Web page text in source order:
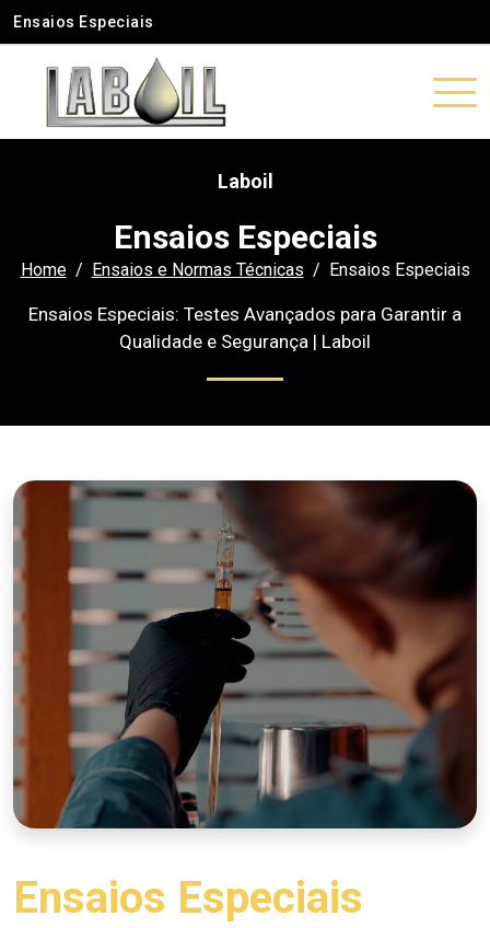
Ensaios Especiais
Laboil
Ensaios Especiais
Home Ensaios e Normas Técnicas Ensaios Especiais
Ensaios Especiais: Testes Avançados para Garantir a
Qualidade e Segurança | Laboil
Ensaios Especiais